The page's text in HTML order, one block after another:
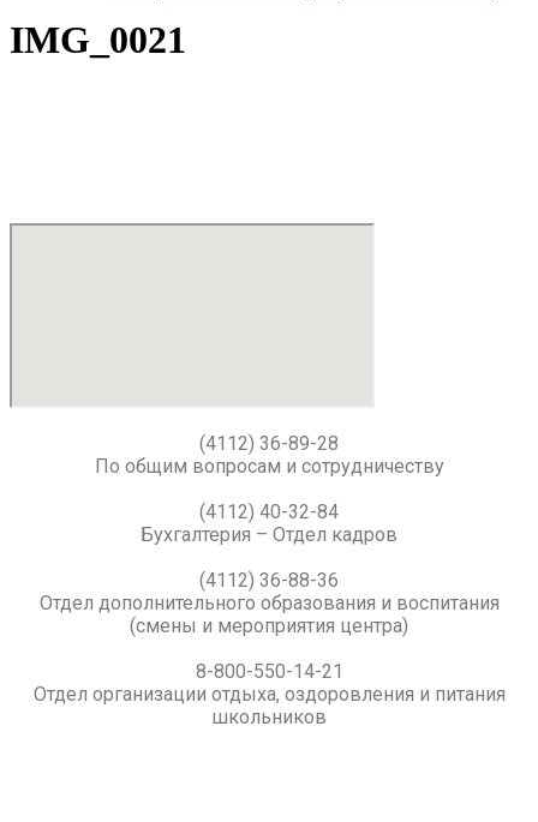
IMG_0021
(4112) 36-89-28
По общим вопросам и сотрудничеству
(4112) 40-32-84
Бухгалтерия – Отдел кадров
(4112) 36-88-36
Отдел дополнительного образования и воспитания
(смены и мероприятия центра)
8-800-550-14-21
Отдел организации отдыха, оздоровления и питания
школьников